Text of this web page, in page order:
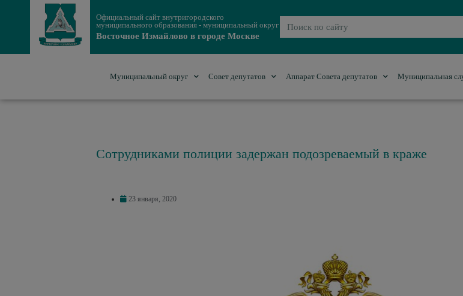
Официальный сайт внутригородского
муниципального образования - муниципальный округ
Восточное Измайлово в городе Москве
Муниципальный округ Совет депутатов Аппарат Совета депутатов Муниципальная
Сотрудниками полиции задержан подозреваемый в краже
23 января, 2020